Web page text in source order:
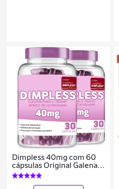
Dimpless 40mg com 60
cápsulas Original Galena
Suplemento